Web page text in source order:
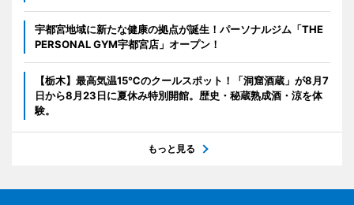
宇都宮地域に新たな健康の拠点が誕生！パーソナルジム「THE
PERSONAL GYM宇都宮店」オープン！
【栃木】最高気温15℃のクールスポット！「洞窟酒蔵」が8月7
日から8月23日に夏休み特別開館。歴史・秘蔵熟成酒・涼を体
験。
もっと見る